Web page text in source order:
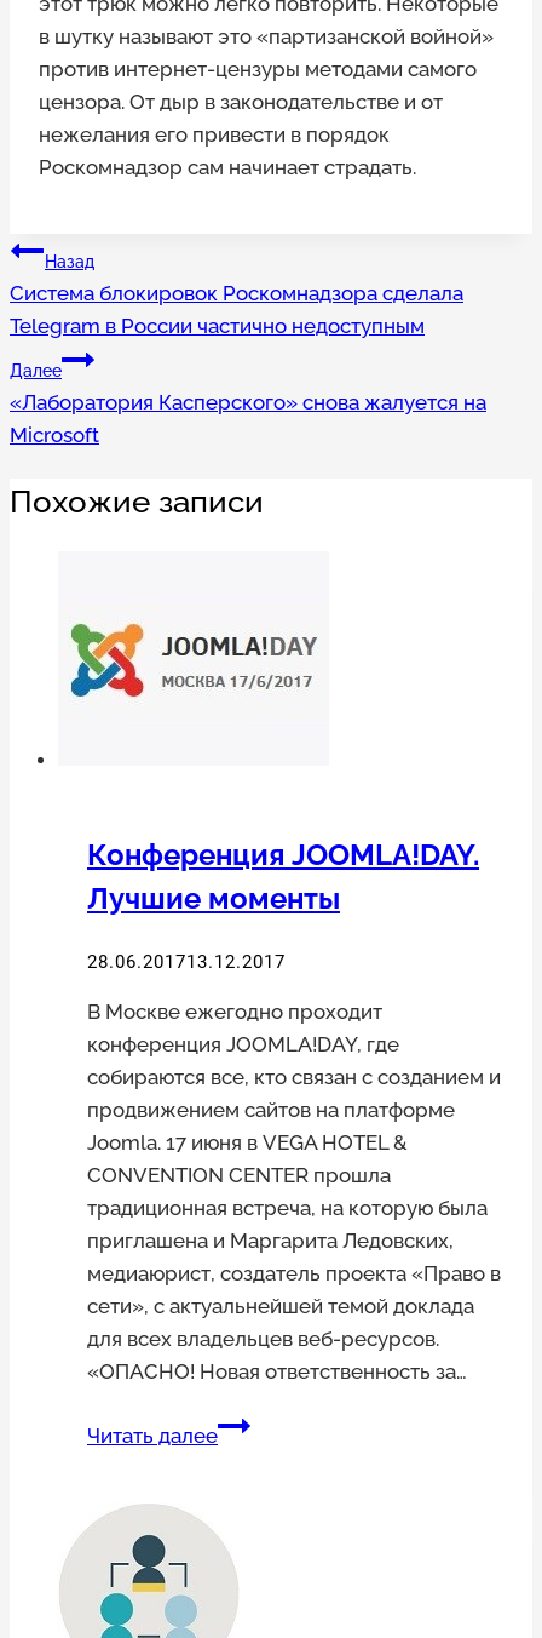
в шутку называют это «партизанской войной»
против интернет-цензуры методами самого
цензора. От дыр в законодательстве и от
нежелания его привести в порядок
Роскомнадзор сам начинает страдать.
Навигация
по
записям
Назад
Система блокировок Роскомнадзора сделала
Telegram в России частично недоступным
Далее
«Лаборатория Касперского» снова жалуется на
Microsoft
Похожие записи
Конференция JOOMLA!DAY.
Лучшие моменты
28.06.201713.12.2017
В Москве ежегодно проходит
конференция JOOMLA!DAY, где
собираются все, кто связан с созданием и
продвижением сайтов на платформе
Joomla. 17 июня в VEGA HOTEL &
CONVENTION CENTER прошла
традиционная встреча, на которую была
приглашена и Маргарита Ледовских,
медиаюрист, создатель проекта «Право в
сети», с актуальнейшей темой доклада
для всех владельцев веб-ресурсов.
«ОПАСНО! Новая ответственность за…
Читать далееКонференция